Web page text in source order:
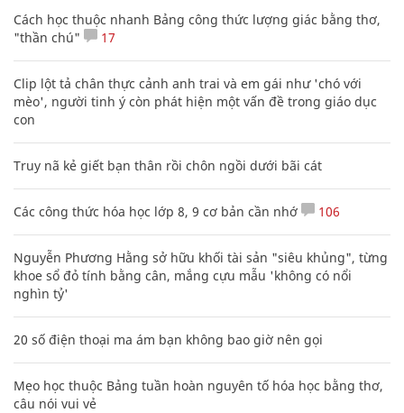
Cách học thuộc nhanh Bảng công thức lượng giác bằng thơ,
"thần chú"
17
Clip lột tả chân thực cảnh anh trai và em gái như 'chó với
mèo', người tinh ý còn phát hiện một vấn đề trong giáo dục
con
Truy nã kẻ giết bạn thân rồi chôn ngồi dưới bãi cát
Các công thức hóa học lớp 8, 9 cơ bản cần nhớ 106
Nguyễn Phương Hằng sở hữu khối tài sản "siêu khủng", từng
khoe sổ đỏ tính bằng cân, mắng cựu mẫu 'không có nổi
nghìn tỷ'
20 số điện thoại ma ám bạn không bao giờ nên gọi
Mẹo học thuộc Bảng tuần hoàn nguyên tố hóa học bằng thơ,
câu nói vui vẻ